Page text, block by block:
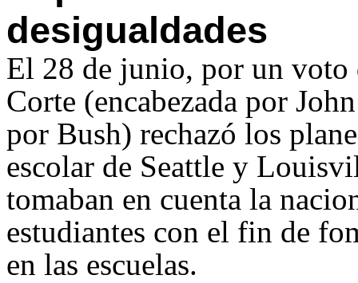
desigualdades
El 28 de junio, por un voto
Corte (encabezada por
por Bush) rechazó los
escolar de Seattle y
tomaban en cuenta la
estudiantes con el fin de
en las escuelas.